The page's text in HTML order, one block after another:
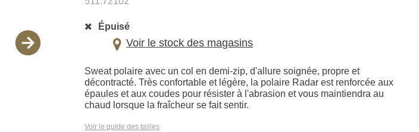
Épuisé
Voir le stock des magasins
Sweat polaire avec un col en demi-zip, d'allure soignée, propre et
décontracté. Très confortable et légère, la polaire Radar est renforcée aux
épaules et aux coudes pour résister à l'abrasion et vous maintiendra au
chaud lorsque la fraîcheur se fait sentir.
Voir le guide des tailles